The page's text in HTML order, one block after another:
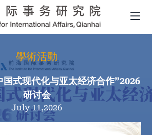
學術活動
式现代化与亚太经济合作”2026
研讨会
July 11,2026